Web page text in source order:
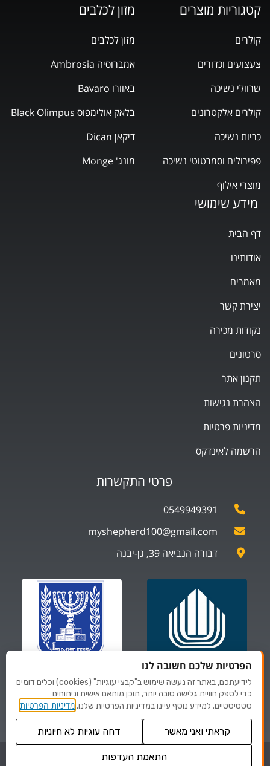
פרטי התקשרות
0549949391
myshepherd100@gmail.com
דבורה הנביאה 39, גן-יבנה
ספקים של
משרד הביטחון
ספקים של
משרד לביטחון פנים
מידע שימושי
דף הבית
אודותינו
מאמרים
יצירת קשר
נקודות מכירה
סרטונים
תקנון אתר
הצהרת נגישות
מדיניות פרטיות
הרשמה לאינדקס
מזון לכלבים
מזון לכלבים
אמברוסיה Ambrosia
באוורו Bavaro
בלאק אולימפוס Black Olimpus
דיקאן Dican
מונג' Monge
קטגוריות מוצרים
קולרים
צעצועים וכדורים
שרוולי נשיכה
קולרים אלקטרונים
כריות נשיכה
פפירולים וסמרטוטי נשיכה
מוצרי אילוף
© כל הזכויות שמורות לMYSHEPHERD
הפרטיות שלכם חשובה לנו
לידיעתכם, באתר זה נעשה שימוש ב"קבצי עוגיות" (cookies) וכלים דומים
כדי לספק חוויית גלישה טובה יותר, תוכן מותאם אישית וניתוחים
סטטיסטיים. למידע נוסף עיינו במדיניות הפרטיות שלנו.מדיניות הפרטיות
קראתי ואני מאשר דחה עוגיות לא חיוניות
התאמת העדפות